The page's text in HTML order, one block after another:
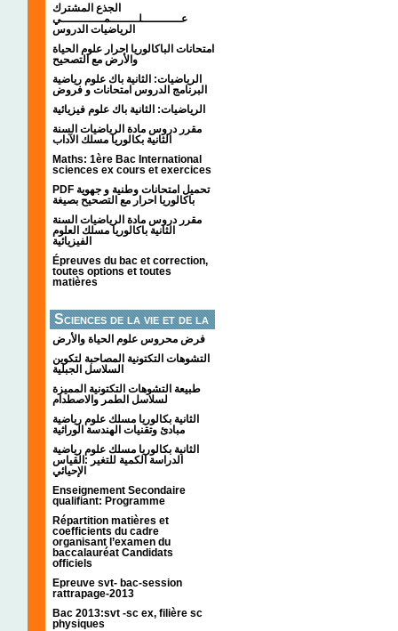
الجذع المشترك
عـــــــــــلــــــــمــــــــــــي
الرياضيات الدروس
امتحانات الباكالوريا احرار علوم الحياة
والأرض مع التصحيح
الرياضيات: الثانية باك علوم رياضية
البرنامج الدروس امتحانات و فروض
الرياضيات: الثانية باك علوم فيزيائية
مقرر دروس مادة الرياضيات السنة
الثانية بكالوريا مسلك الآداب
Maths: 1ère Bac International
sciences ex cours et exercices
PDF تحميل امتحانات وطنية و جهوية
باكالوريا احرار مع التصحيح بصيغة
مقرر دروس مادة الرياضيات السنة
الثانية باكالوريا مسلك العلوم
الفيزيائية
Épreuves du bac et correction,
toutes options et toutes
matières
Sciences de la vie et de la
terre
فرض محروس علوم الحياة والأرض
التشوهات التكتونیة المصاحبة لتكوین
السلاسل الجبلیة
طبيعة التشوهات التكتونية المميزة
لسلاسل الطمر والاصطدام
الثانية بكالوريا مسلك علوم رياضية
مبادئ وتقنيات الهندسة الوراثية
الثانية بكالوريا مسلك علوم رياضية
الدراسة الكمية للتغير :القياس
الإحيائي
Enseignement Secondaire
qualifiant: Programme
Répartition matières et
coefficients du cadre
organisant l’examen du
baccalauréat Candidats
officiels
Epreuve svt- bac-session
rattrapage-2013
Bac 2013:svt -sc ex, filière sc
physiques